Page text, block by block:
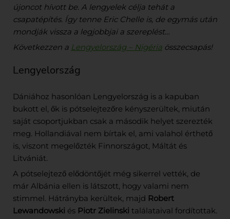
újoncot hívott be. A lengyelek célja tehát a
csapatépítés. Így tenne Eric Chelle is, de egymás után
mondják vissza a legjobbjai a szereplést…
Következzen a Lengyelország – Nigéria összecsapás!
Lengyelország
Dániához hasonlóan Lengyelország is a kapuban
bukott el, ők is pótselejtezőre kényszerültek, miután
saját csoportjukban csak a második helyet szerezték
meg. Hollandiával nem bírtak el, ami valahol érthető
is, viszont megelőzték Finnországot, Máltát és
Litvániát.
A pótselejtező elődöntőjét még sikerrel vették, de
már Albánia ellen is látszott, hogy valami nem
stimmel. Hátrányba kerültek, majd Robert
Lewandowski és Piotr Zielinski találataival fordítottak.